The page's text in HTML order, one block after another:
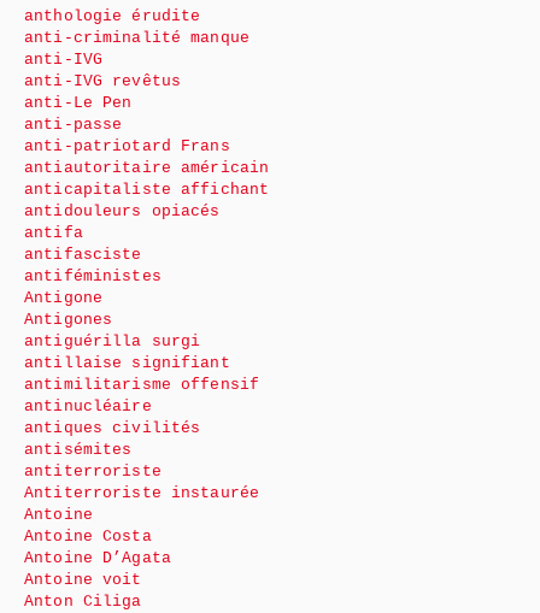
anthologie érudite
anti-criminalité manque
anti-IVG
anti-IVG revêtus
anti-Le Pen
anti-passe
anti-patriotard Frans
antiautoritaire américain
anticapitaliste affichant
antidouleurs opiacés
antifa
antifasciste
antiféministes
Antigone
Antigones
antiguérilla surgi
antillaise signifiant
antimilitarisme offensif
antinucléaire
antiques civilités
antisémites
antiterroriste
Antiterroriste instaurée
Antoine
Antoine Costa
Antoine D’Agata
Antoine voit
Anton Ciliga